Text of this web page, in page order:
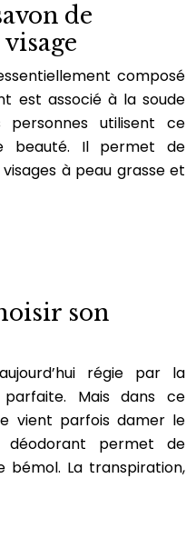
de
composé
est associé à la soude
personnes utilisent ce
beauté. Il permet de
à peau grasse et
son
régie par la
Mais dans ce
vient parfois damer le
déodorant permet de
bémol. La transpiration,